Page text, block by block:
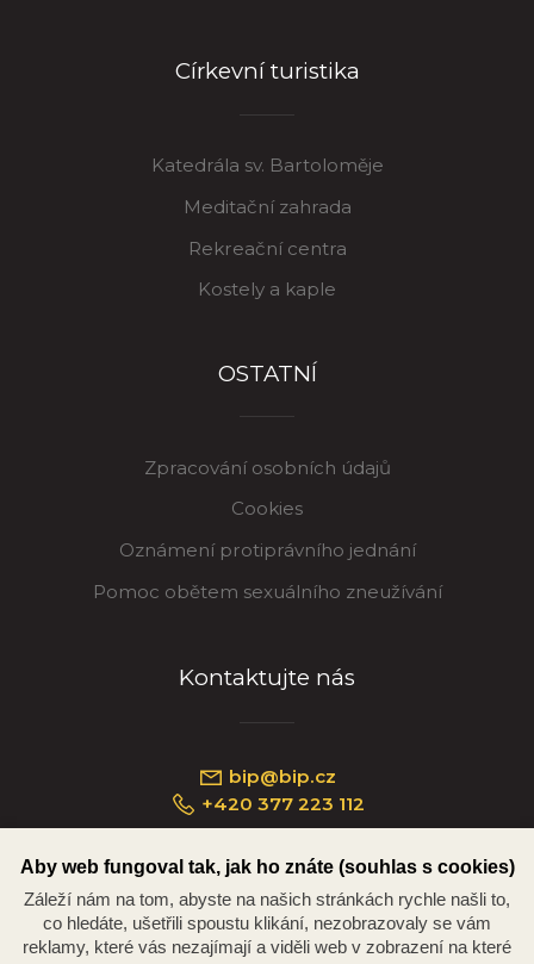
Církevní turistika
Katedrála sv. Bartoloměje
Meditační zahrada
Rekreační centra
Kostely a kaple
OSTATNÍ
Zpracování osobních údajů
Cookies
Oznámení protiprávního jednání
Pomoc obětem sexuálního zneužívání
Kontaktujte nás
bip@bip.cz
+420 377 223 112
Náměstí Republiky 234/35, 301 00 Plzeň
Aby web fungoval tak, jak ho znáte (souhlas s cookies)
Záleží nám na tom, abyste na našich stránkách rychle našli to,
co hledáte, ušetřili spoustu klikání, nezobrazovaly se vám
reklamy, které vás nezajímají a viděli web v zobrazení na které